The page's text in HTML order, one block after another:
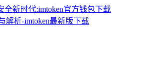
全新时代:imtoken官方钱包下载
解析-imtoken最新版下载